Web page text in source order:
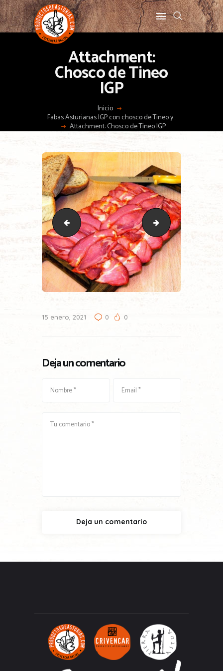
Attachment:
Chosco de Tineo
IGP
Inicio
Fabas Asturianas IGP con chosco de Tineo y...
Attachment: Chosco de Tineo IGP
panceta de Gochu de Monte asturianovino-de-cangas-
15 enero, 2021 0 0
Deja un comentario